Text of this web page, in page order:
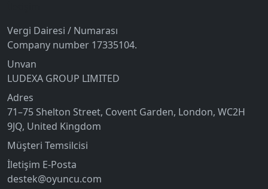
Vergi Dairesi / Numarası
Company number 17335104.
Unvan
LUDEXA GROUP LIMITED
Adres
71–75 Shelton Street, Covent Garden, London, WC2H
9JQ, United Kingdom
Müşteri Temsilcisi
İletişim E-Posta
destek@oyuncu.com